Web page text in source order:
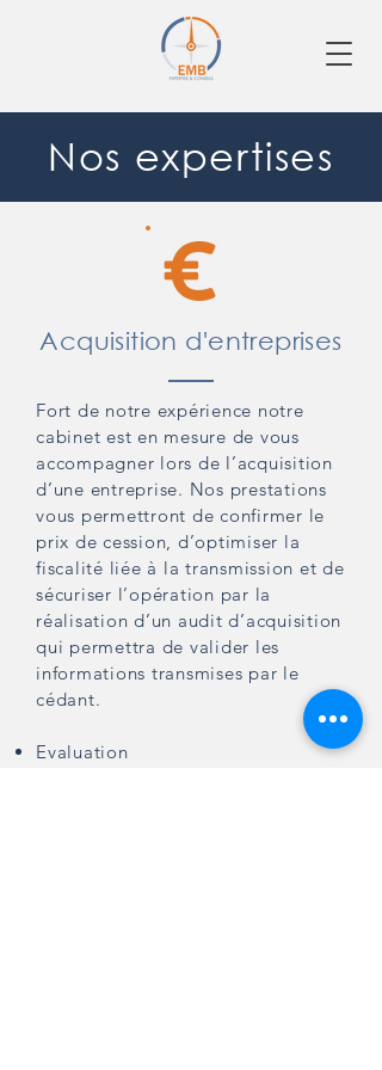
Nos expertises
Acquisition d'entreprises
Fort de notre expérience notre
cabinet est en mesure de vous
accompagner lors de l’acquisition
d’une entreprise. Nos prestations
vous permettront de confirmer le
prix de cession, d’optimiser la
fiscalité liée à la transmission et de
sécuriser l’opération par la
réalisation d’un audit d’acquisition
qui permettra de valider les
informations transmises par le
cédant.
Evaluation